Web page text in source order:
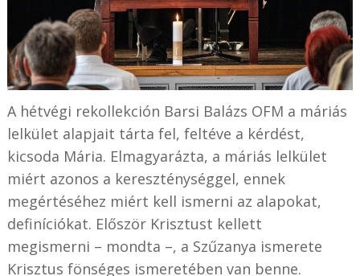
A hétvégi rekollekción Barsi Balázs OFM a máriás
lelkület alapjait tárta fel, feltéve a kérdést,
kicsoda Mária. Elmagyarázta, a máriás lelkület
miért azonos a kereszténységgel, ennek
megértéséhez miért kell ismerni az alapokat,
definíciókat. Először Krisztust kellett
megismerni – mondta –, a Szűzanya ismerete
Krisztus fönséges ismeretében van benne.